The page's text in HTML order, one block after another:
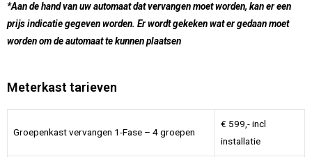
*Aan de hand van uw automaat dat vervangen moet worden, kan er een
prijs indicatie gegeven worden. Er wordt gekeken wat er gedaan moet
worden om de automaat te kunnen plaatsen
Meterkast tarieven
Groepenkast vervangen 1-Fase – 4 groepen
€ 599,- incl
installatie